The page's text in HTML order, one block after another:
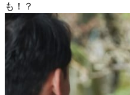
も！？